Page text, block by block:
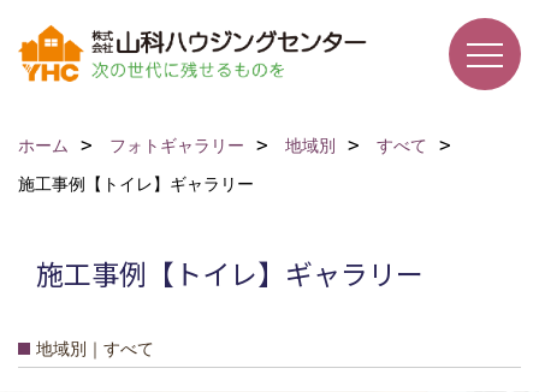
ホーム フォトギャラリー 地域別
すべて
施工事例【トイレ】ギャラリー
施工事例【トイレ】ギャラリー
地域別｜すべて